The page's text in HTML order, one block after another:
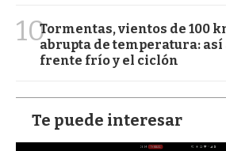
10Tormentas, vientos de 100
abrupta de temperatura: así
frente frío y el ciclón
Te puede interesar